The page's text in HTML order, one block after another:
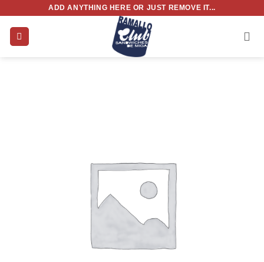
contenido
ADD ANYTHING HERE OR JUST REMOVE IT...